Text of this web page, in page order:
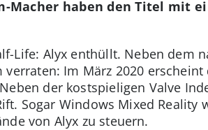
Macher haben den Titel mit
Life: Alyx enthüllt. Neben dem
Im März 2020
der kostspieligen Valve
Sogar Windows Mixed
von Alyx zu steuern.